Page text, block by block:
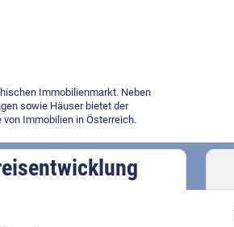
Immobilienmarkt. Neben
sowie Häuser bietet der
Immobilien in Österreich.